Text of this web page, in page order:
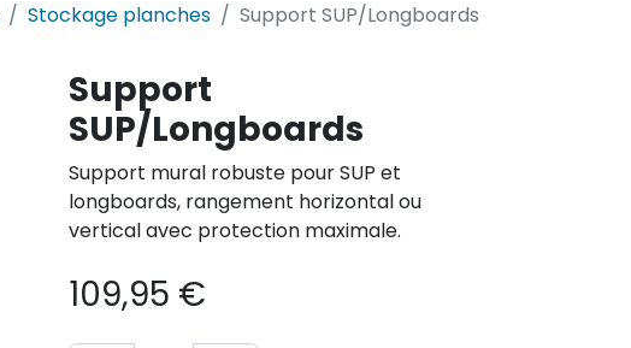
Stockage planches Support SUP/Longboards
Support
SUP/Longboards
Support mural robuste pour SUP et
longboards, rangement horizontal ou
vertical avec protection maximale.
109,95 €